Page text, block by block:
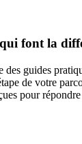
qui font la
guides
de votre
pour